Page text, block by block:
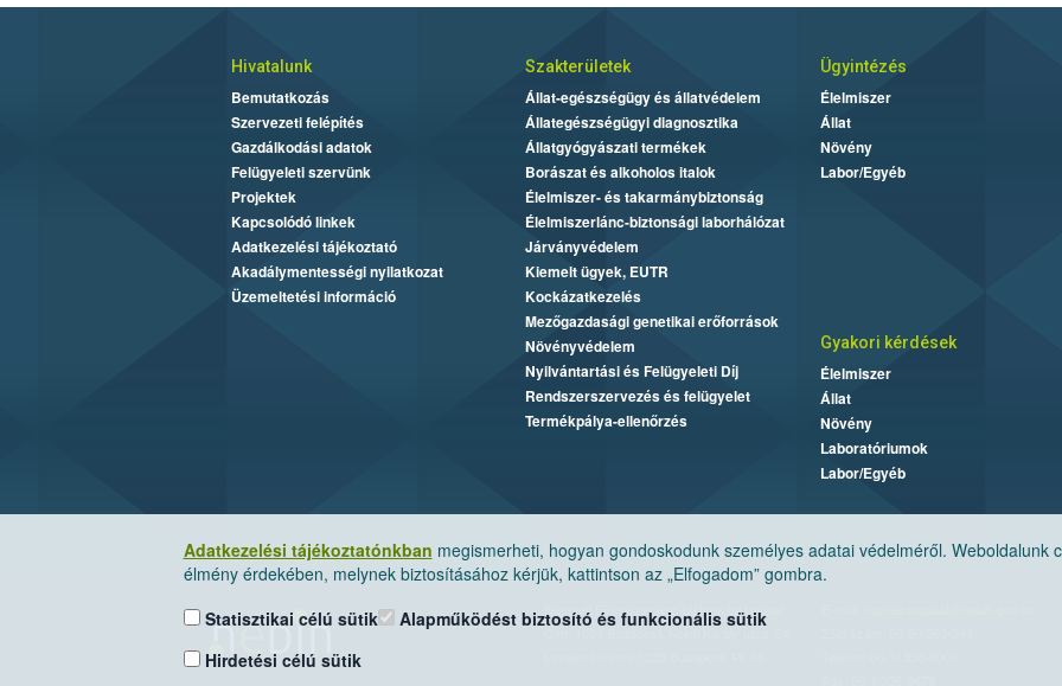
Adatkezelési tájékoztatónkban megismerheti, hogyan gondoskodunk személyes adatai védelméről. Weboldalunk
élmény érdekében, melynek biztosításához kérjük, kattintson az „Elfogadom” gombra.
Statisztikai célú sütik
Hirdetési célú sütik
Alapműködést biztosító és funkcionális sütik
Hivatalunk
Bemutatkozás
Szervezeti felépítés
Gazdálkodási adatok
Felügyeleti szervünk
Projektek
Kapcsolódó linkek
Adatkezelési tájékoztató
Akadálymentességi nyilatkozat
Üzemeltetési információ
Szakterületek
Állat-egészségügy és állatvédelem
Állategészségügyi diagnosztika
Állatgyógyászati termékek
Borászat és alkoholos italok
Élelmiszer- és takarmánybiztonság
Élelmiszerlánc-biztonsági laborhálózat
Járványvédelem
Kiemelt ügyek, EUTR
Kockázatkezelés
Mezőgazdasági genetikai erőforrások
Növényvédelem
Nyilvántartási és Felügyeleti Díj
Rendszerszervezés és felügyelet
Termékpálya-ellenőrzés
Ügyintézés
Élelmiszer
Állat
Növény
Labor/Egyéb
Gyakori kérdések
Élelmiszer
Állat
Növény
Laboratóriumok
Labor/Egyéb
Nemzeti Élelmiszerlánc-biztonsági Hivatal